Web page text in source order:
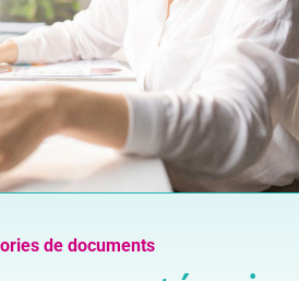
de documents